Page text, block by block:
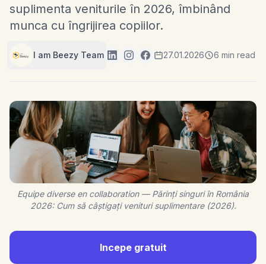
suplimenta veniturile în 2026, îmbinând
munca cu îngrijirea copiilor.
I am Beezy Team 27.01.2026 6 min read
Equipe diverse en collaboration — Părinți singuri în România
2026: Cum să câștigați venituri suplimentare (2026).
Incepe gratuit